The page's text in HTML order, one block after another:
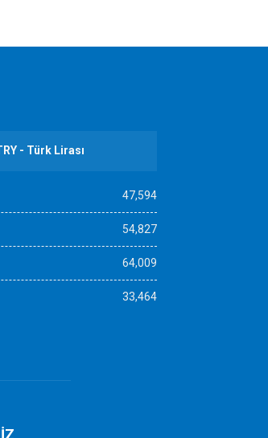
- Türk Lirası
47,594
54,827
64,009
33,464